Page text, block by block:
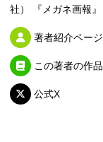
社） 『メガネ画報』
著者紹介ページ
この著者の作
公式X